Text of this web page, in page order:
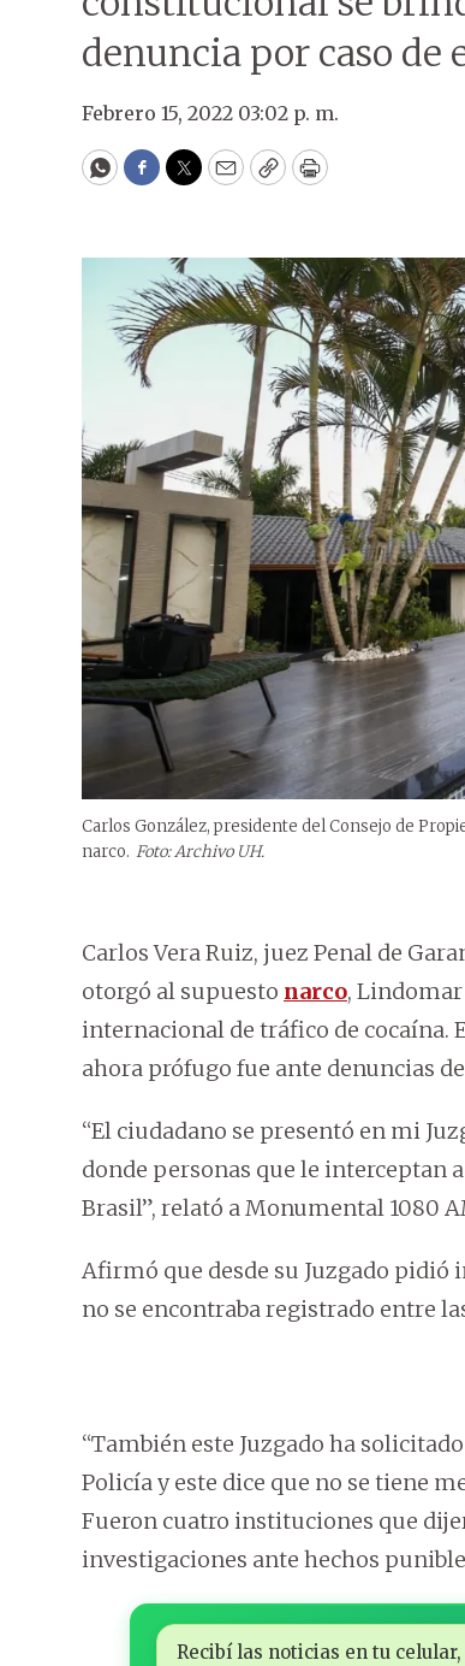
denuncia por caso
Febrero 15, 2022 03:02 p. m.
WhatsApp
Facebook
Twitter
EmailCopyPrint
Carlos González, presidente del Consejo de
narco. Foto: Archivo UH.
Carlos Vera Ruiz, juez Penal de
otorgó al supuesto narco,
internacional de tráfico de cocaína.
ahora prófugo fue ante denuncias
“El ciudadano se presentó en mi
donde personas que le interceptan
Brasil”, relató a Monumental 1080
Afirmó que desde su Juzgado
no se encontraba registrado entre
“También este Juzgado ha
Policía y este dice que no se tiene
Fueron cuatro instituciones que
investigaciones ante hechos
Recibí las noticias en tu